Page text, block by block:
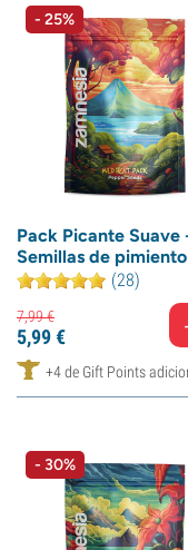
- 25%
Pack Picante Suave
Semillas de pimiento
(28)
7,99€
5,99€
+4 de Gift Points
- 30%